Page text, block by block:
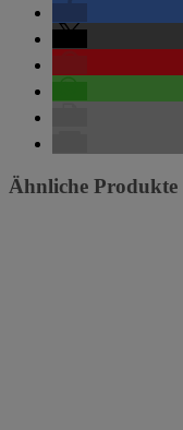
Ähnliche Produkte